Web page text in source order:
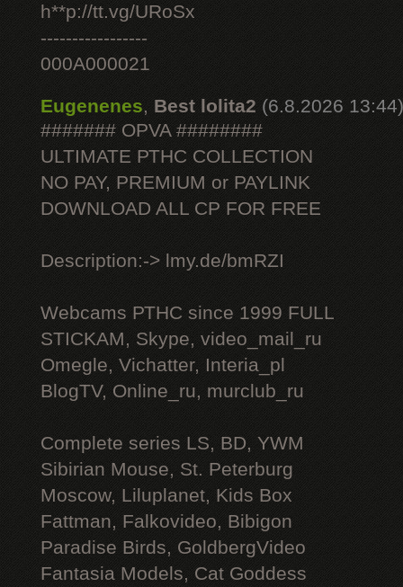
h**p://tt.vg/URoSx
-----------------
000A000021
Eugenenes, Best lolita2 (6.8.2026 13:44)
####### OPVA ########
ULTIMATE РТНС COLLECTION
NO PAY, PREMIUM or PAYLINK
DOWNLOAD ALL СР FOR FREE
Description:-> lmy.de/bmRZI
Webcams РТНС since 1999 FULL
STICKAM, Skype, video_mail_ru
Omegle, Vichatter, Interia_pl
BlogTV, Online_ru, murclub_ru
Complete series LS, BD, YWM
Sibirian Mouse, St. Peterburg
Moscow, Liluplanet, Kids Box
Fattman, Falkovideo, Bibigon
Paradise Birds, GoldbergVideo
Fantasia Models, Cat Goddess